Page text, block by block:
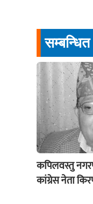
सम्बन्धित
कपिलवस्तु
कांग्रेस नेता